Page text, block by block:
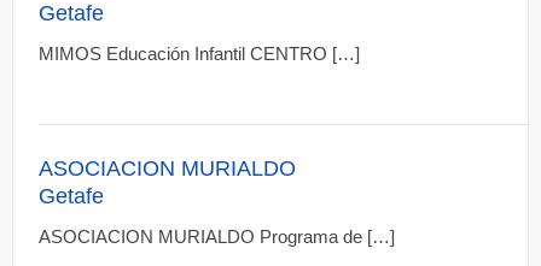
Getafe
MIMOS Educación Infantil CENTRO […]
ASOCIACION MURIALDO
Getafe
ASOCIACION MURIALDO Programa de […]